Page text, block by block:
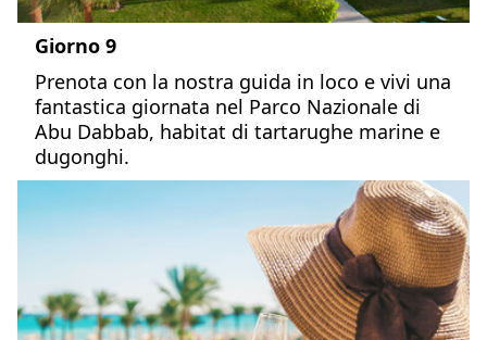
Giorno 9
Prenota con la nostra guida in loco e vivi una
fantastica giornata nel Parco Nazionale di
Abu Dabbab, habitat di tartarughe marine e
dugonghi.